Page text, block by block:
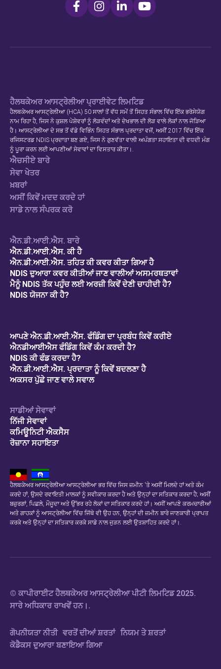
ਹੈਲਥਕੇਅਰ ਆਸਟ੍ਰੇਲੀਆ ਪ੍ਰਾਈਵੇਟ ਲਿਮਟਿਡ
ਹੈਲਥਕੇਅਰ ਆਸਟ੍ਰੇਲੀਆ (HCA) 50 ਸਾਲਾਂ ਤੋਂ ਵੱਧ ਸਮੇਂ ਤੋਂ ਸਿਹਤ ਸੰਭਾਲ ਵਿੱਚ ਇੱਕ ਭਰੋਸੇਯੋਗ
ਨਾਮ ਰਿਹਾ ਹੈ, ਜਿਸ ਨੇ ਕੁਸ਼ਲ ਪੇਸ਼ੇਵਰਾਂ ਨੂੰ ਲੋੜਵੰਦਾਂ ਅਤੇ ਦੇਖਭਾਲ ਦੀ ਲੋੜ ਵਾਲੇ ਲੋਕਾਂ ਨਾਲ ਜੋੜਿਆ
ਹੈ। ਆਸਟ੍ਰੇਲੀਆ ਦੇ ਸਭ ਤੋਂ ਵੱਡੇ ਵਿਭਿੰਨ ਸਿਹਤ ਸੰਭਾਲ ਪ੍ਰਦਾਤਾ ਵਜੋਂ, ਅਸੀਂ 2017 ਵਿੱਚ ਇੱਕ
ਰਜਿਸਟਰਡ NDIS ਪ੍ਰਦਾਤਾ ਬਣ ਗਏ, ਜਿਸ ਨੇ ਗੁਣਵੱਤਾ ਵਾਲੀ ਅਪੰਗਤਾ ਸਹਾਇਤਾ ਦੀ ਵਧਦੀ ਮੰਗ
ਨੂੰ ਪੂਰਾ ਕਰਨ ਲਈ ਆਪਣੀਆਂ ਸੇਵਾਵਾਂ ਦਾ ਵਿਸਤਾਰ ਕੀਤਾ।.
ਐਚਸੀਏ ਬਾਰੇ
ਸੇਵਾ ਖੇਤਰ
ਖ਼ਬਰਾਂ
ਅਸੀਂ ਕਿਵੇਂ ਮਦਦ ਕਰਦੇ ਹਾਂ
ਸਾਡੇ ਨਾਲ ਸੰਪਰਕ ਕਰੋ
ਐਨ.ਡੀ.ਆਈ.ਐਸ. ਬਾਰੇ
ਐਨ.ਡੀ.ਆਈ.ਐਸ. ਕੀ ਹੈ
ਐਨ.ਡੀ.ਆਈ.ਐਸ. ਤਹਿਤ ਕੀ ਕਵਰ ਕੀਤਾ ਗਿਆ ਹੈ
NDIS ਦੁਆਰਾ ਕਵਰ ਕੀਤੀਆਂ ਜਾਣ ਵਾਲੀਆਂ ਅਸਮਰਥਤਾਵਾਂ
ਮੈਨੂੰ NDIS ਤੱਕ ਪਹੁੰਚ ਲਈ ਅਰਜ਼ੀ ਕਿਵੇਂ ਦੇਣੀ ਚਾਹੀਦੀ ਹੈ?
NDIS ਯੋਜਨਾ ਕੀ ਹੈ?
ਆਪਣੇ ਐਨ.ਡੀ.ਆਈ.ਐੱਸ. ਫੰਡਿੰਗ ਦਾ ਪ੍ਰਬੰਧ ਕਿਵੇਂ ਕਰੀਏ
ਐਨਡੀਆਈਐਸ ਫੰਡਿੰਗ ਕਿਵੇਂ ਕੰਮ ਕਰਦੀ ਹੈ?
NDIS ਕੀ ਫੰਡ ਕਰਦਾ ਹੈ?
ਐਨ.ਡੀ.ਆਈ.ਐਸ. ਪ੍ਰਦਾਤਾ ਨੂੰ ਕਿਵੇਂ ਬਦਲਣਾ ਹੈ
ਅਕਸਰ ਪੁੱਛੇ ਜਾਣ ਵਾਲੇ ਸਵਾਲ
ਸਾਡੀਆਂ ਸੇਵਾਵਾਂ
ਨਿੱਜੀ ਸੇਵਾਵਾਂ
ਕਮਿਊਨਿਟੀ ਐਕਸੈਸ
ਰੋਜ਼ਾਨਾ ਸਹਾਇਤਾ
ਹੈਲਥਕੇਅਰ ਆਸਟ੍ਰੇਲੀਆ ਆਸਟ੍ਰੇਲੀਆ ਭਰ ਵਿੱਚ ਜਿਸ ਜ਼ਮੀਨ 'ਤੇ ਅਸੀਂ ਮਿਲਦੇ ਹਾਂ ਅਤੇ ਕੰਮ
ਕਰਦੇ ਹਾਂ, ਉਸਦੇ ਰਵਾਇਤੀ ਮਾਲਕਾਂ ਨੂੰ ਸਵੀਕਾਰ ਕਰਦਾ ਹੈ ਅਤੇ ਉਨ੍ਹਾਂ ਦਾ ਸਤਿਕਾਰ ਕਰਦਾ ਹੈ; ਅਸੀਂ
ਬਜ਼ੁਰਗਾਂ, ਪਿਛਲੇ, ਮੌਜੂਦਾ ਅਤੇ ਉੱਭਰ ਰਹੇ ਲੋਕਾਂ ਦਾ ਸਤਿਕਾਰ ਕਰਦੇ ਹਾਂ। ਅਸੀਂ ਆਪਣੇ ਕਰਮਚਾਰੀਆਂ
ਅਤੇ ਗਾਹਕਾਂ ਨੂੰ ਆਸਟ੍ਰੇਲੀਆ ਵਿੱਚ ਜਿੱਥੇ ਵੀ ਉਹ ਹਨ, ਉਨ੍ਹਾਂ ਦੀ ਜ਼ਮੀਨ ਬਾਰੇ ਜਾਣਕਾਰੀ ਪ੍ਰਾਪਤ
ਕਰਕੇ ਅਤੇ ਉਨ੍ਹਾਂ ਦਾ ਸਤਿਕਾਰ ਕਰਕੇ ਸਾਡੇ ਨਾਲ ਜੁੜਨ ਲਈ ਉਤਸ਼ਾਹਿਤ ਕਰਦੇ ਹਾਂ।.
© ਕਾਪੀਰਾਈਟ ਹੈਲਥਕੇਅਰ ਆਸਟ੍ਰੇਲੀਆ ਪੀਟੀ ਲਿਮਟਿਡ 2025.
ਸਾਰੇ ਅਧਿਕਾਰ ਰਾਖਵੇਂ ਹਨ।.
ਗੋਪਨੀਯਤਾ ਨੀਤੀ ਵਰਤੋਂ ਦੀਆਂ ਸ਼ਰਤਾਂ ਨਿਯਮ ਤੇ ਸ਼ਰਤਾਂ
ਕੋਡੈਕਸ ਦੁਆਰਾ ਬਣਾਇਆ ਗਿਆ